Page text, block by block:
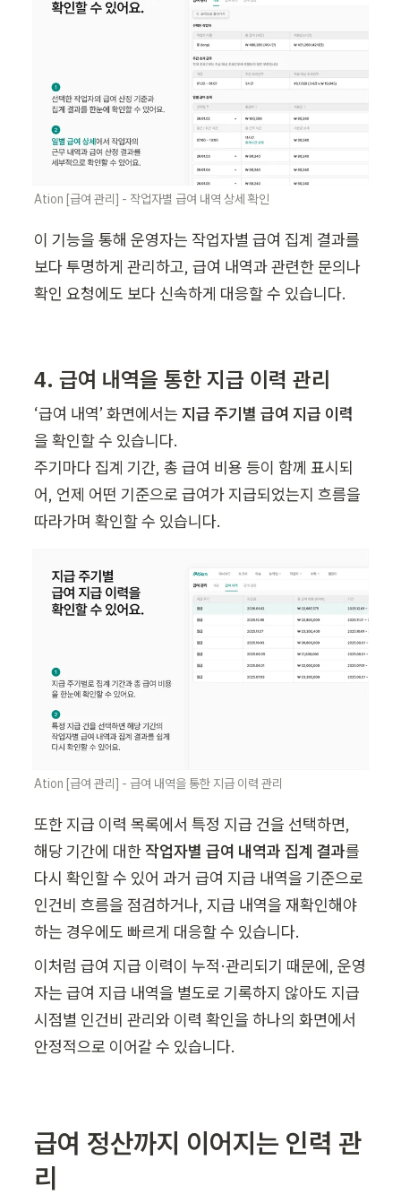
Ation [급여 관리] - 작업자별 급여 내역 상세 확인
이 기능을 통해 운영자는 작업자별 급여 집계 결과를
보다 투명하게 관리하고, 급여 내역과 관련한 문의나
확인 요청에도 보다 신속하게 대응할 수 있습니다.
4. 급여 내역을 통한 지급 이력 관리
‘급여 내역’ 화면에서는 지급 주기별 급여 지급 이력
을 확인할 수 있습니다.
주기마다 집계 기간, 총 급여 비용 등이 함께 표시되
어, 언제 어떤 기준으로 급여가 지급되었는지 흐름을
따라가며 확인할 수 있습니다.
Ation [급여 관리] - 급여 내역을 통한 지급 이력 관리
또한 지급 이력 목록에서 특정 지급 건을 선택하면,
해당 기간에 대한 작업자별 급여 내역과 집계 결과를
다시 확인할 수 있어 과거 급여 지급 내역을 기준으로
인건비 흐름을 점검하거나, 지급 내역을 재확인해야
하는 경우에도 빠르게 대응할 수 있습니다.
이처럼 급여 지급 이력이 누적·관리되기 때문에, 운영
자는 급여 지급 내역을 별도로 기록하지 않아도 지급
시점별 인건비 관리와 이력 확인을 하나의 화면에서
안정적으로 이어갈 수 있습니다.
급여 정산까지 이어지는 인력 관
리